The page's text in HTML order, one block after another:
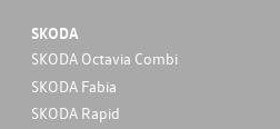
SKODA
SKODA Octavia Combi
SKODA Fabia
SKODA Rapid